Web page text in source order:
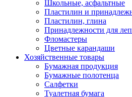
Школьные, асфальтные
Пластилин и
Пластилин, глина
Принадлежности для
Фломастеры
Цветные карандаши
Хозяйственные товары
Бумажная продукция
Бумажные полотенца
Салфетки
Туалетная бумага